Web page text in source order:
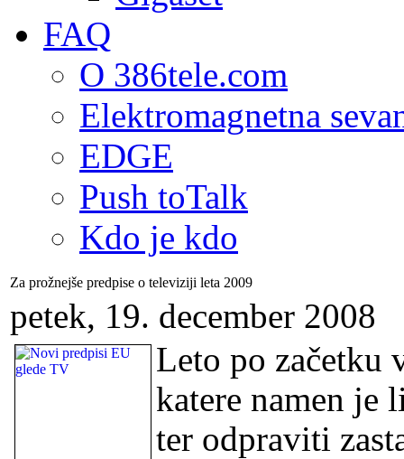
FAQ
O 386tele.com
Elektromagnetna
EDGE
Push toTalk
Kdo je kdo
Za prožnejše predpise o televiziji leta 2009
petek, 19. december 2008
Leto po začetku
katere namen je
ter odpraviti